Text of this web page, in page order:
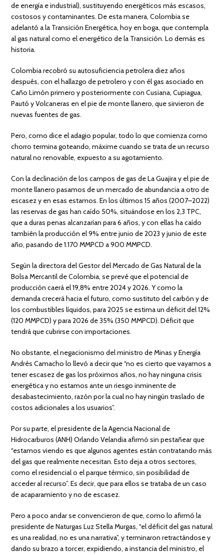
de energía e industrial), sustituyendo energéticos más escasos,
costosos y contaminantes. De esta manera, Colombia se
adelantó a la Transición Energética, hoy en boga, que contempla
al gas natural como el energético de la Transición. Lo demás es
historia.
Colombia recobró su autosuficiencia petrolera diez años
después, con el hallazgo de petrolero y con él gas asociado en
Caño Limón primero y posteriormente con Cusiana, Cupiagua,
Pautó y Volcaneras en el pie de monte llanero, que sirvieron de
nuevas fuentes de gas.
Pero, como dice el adagio popular, todo lo que comienza como
chorro termina goteando, máxime cuando se trata de un recurso
natural no renovable, expuesto a su agotamiento.
Con la declinación de los campos de gas de La Guajira y el pie de
monte llanero pasamos de un mercado de abundancia a otro de
escasez y en esas estamos. En los últimos 15 años (2007–2022)
las reservas de gas han caído 50%, situándose en los 2,3 TPC,
que a duras penas alcanzarían para 6 años, y con ellas ha caído
también la producción el 9% entre junio de 2023 y junio de este
año, pasando de 1.170 MMPCD a 900 MMPCD.
Según la directora del Gestor del Mercado de Gas Natural de la
Bolsa Mercantil de Colombia, se prevé que el potencial de
producción caerá el 19,8% entre 2024 y 2026. Y como la
demanda crecerá hacia el futuro, como sustituto del carbón y de
los combustibles líquidos, para 2025 se estima un déficit del 12%
(120 MMPCD) y para 2026 de 35% (350 MMPCD). Déficit que
tendrá que cubrirse con importaciones.
No obstante, el negacionismo del ministro de Minas y Energía
Andrés Camacho lo llevó a decir que “no es cierto que vayamos a
tener escasez de gas los próximos años, no hay ninguna crisis
energética y no estamos ante un riesgo inminente de
desabastecimiento, razón por la cual no hay ningún traslado de
costos adicionales a los usuarios”.
Por su parte, el presidente de la Agencia Nacional de
Hidrocarburos (ANH) Orlando Velandia afirmó sin pestañear que
“estamos viendo es que algunos agentes están contratando más
del gas que realmente necesitan. Esto deja a otros sectores,
como el residencial o el parque térmico, sin posibilidad de
acceder al recurso”. Es decir, que para ellos se trataba de un caso
de acaparamiento y no de escasez.
Pero a poco andar se convencieron de que, como lo afirmó la
presidente de Naturgas Luz Stella Murgas, “el déficit del gas natural
es una realidad, no es una narrativa”, y terminaron retractándose y
dando su brazo a torcer, expidiendo, a instancia del ministro, el